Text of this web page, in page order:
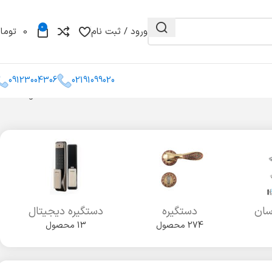
ورود / ثبت نام 0
0
02191099020
09123004306
Showing all 10 results
دستگیره
274 محصول
دستگیره دیجیتال
13 محصول